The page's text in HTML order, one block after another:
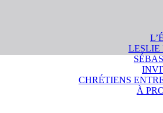
LESLIE
CHRÉTIENS
À